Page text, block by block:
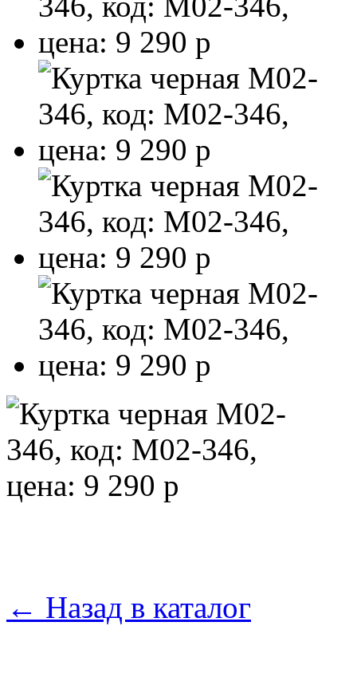
← Назад в каталог